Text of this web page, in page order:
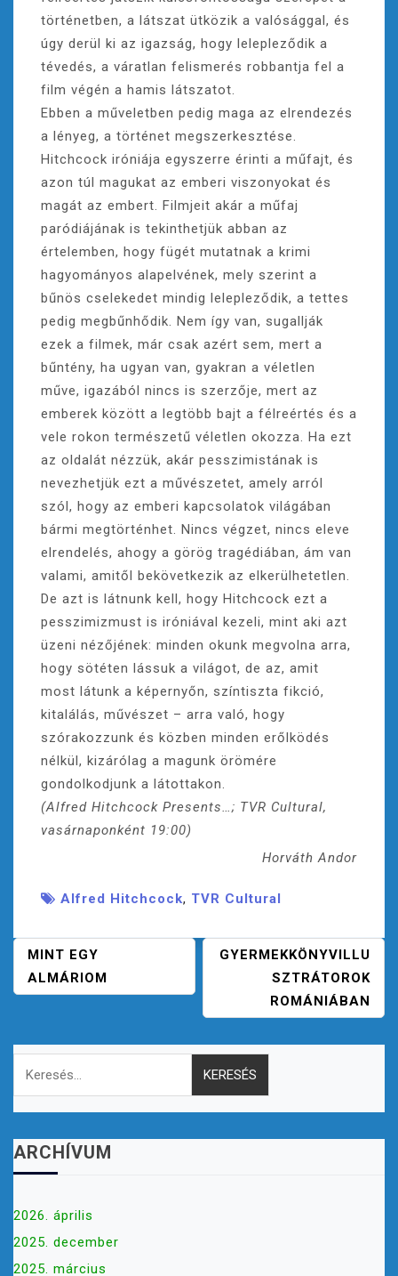
történetben, a látszat ütközik a valósággal, és
úgy derül ki az igazság, hogy lelepleződik a
tévedés, a váratlan felismerés robbantja fel a
film végén a hamis látszatot.
Ebben a műveletben pedig maga az elrendezés
a lényeg, a történet megszerkesztése.
Hitchcock iróniája egyszerre érinti a műfajt, és
azon túl magukat az emberi viszonyokat és
magát az embert. Filmjeit akár a műfaj
paródiájának is tekinthetjük abban az
értelemben, hogy fügét mutatnak a krimi
hagyományos alapelvének, mely szerint a
bűnös cselekedet mindig lelepleződik, a tettes
pedig megbűnhődik. Nem így van, sugallják
ezek a filmek, már csak azért sem, mert a
bűntény, ha ugyan van, gyakran a véletlen
műve, igazából nincs is szerzője, mert az
emberek között a legtöbb bajt a félreértés és a
vele rokon természetű véletlen okozza. Ha ezt
az oldalát nézzük, akár pesszimistának is
nevezhetjük ezt a művészetet, amely arról
szól, hogy az emberi kapcsolatok világában
bármi megtörténhet. Nincs végzet, nincs eleve
elrendelés, ahogy a görög tragédiában, ám van
valami, amitől bekövetkezik az elkerülhetetlen.
De azt is látnunk kell, hogy Hitchcock ezt a
pesszimizmust is iróniával kezeli, mint aki azt
üzeni nézőjének: minden okunk megvolna arra,
hogy sötéten lássuk a világot, de az, amit
most látunk a képernyőn, színtiszta fikció,
kitalálás, művészet – arra való, hogy
szórakozzunk és közben minden erőlködés
nélkül, kizárólag a magunk örömére
gondolkodjunk a látottakon.
(Alfred Hitchcock Presents…; TVR Cultural,
vasárnaponként 19:00)
Horváth Andor
Alfred Hitchcock, TVR Cultural
B
E
J
G
Z
N
A
I
G
MINT EGY
ALMÁRIOM
GYERMEKKÖNYVILLU
SZTRÁTOROK
ROMÁNIÁBAN
Keresés:
ARCHÍVUM
2026. április
2025. december
2025. március